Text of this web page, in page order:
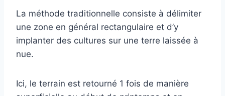
La méthode traditionnelle consiste à délimiter
une zone en général rectangulaire et d’y
implanter des cultures sur une terre laissée à
nue.
Ici, le terrain est retourné 1 fois de manière